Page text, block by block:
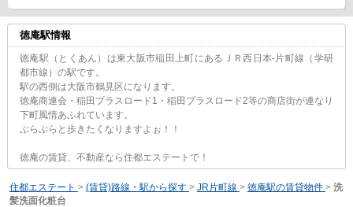
徳庵駅情報
徳庵駅（とくあん）は東大阪市稲田上町にあるＪＲ西日本-片町線（学研
都市線）の駅です。
駅の西側は大阪市鶴見区になります。
徳庵商連会・稲田プラスロード1・稲田プラスロード2等の商店街が連なり
下町風情あふれています。
ぶらぶらと歩きたくなりますよぉ！！
徳庵の賃貸、不動産なら住都エステートで！
住都エステート > (賃貸)路線・駅から探す > JR片町線 > 徳庵駅の賃貸物件 > 洗
髪洗面化粧台